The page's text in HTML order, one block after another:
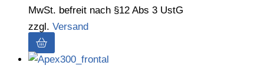
MwSt. befreit nach §12 Abs 3 UstG
zzgl. Versand